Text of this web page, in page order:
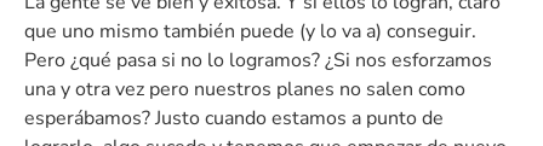
que uno mismo también puede (y lo va a) conseguir.
Pero ¿qué pasa si no lo logramos? ¿Si nos esforzamos
una y otra vez pero nuestros planes no salen como
esperábamos? Justo cuando estamos a punto de